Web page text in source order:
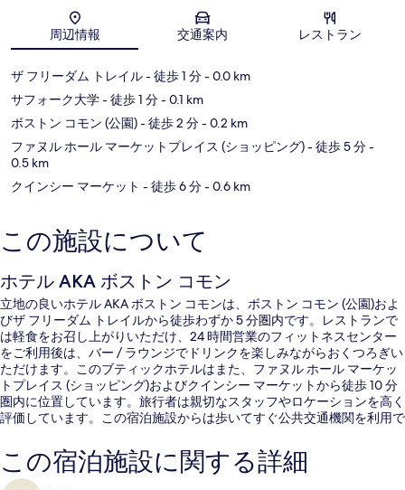
地図
周辺情報 交通案内 レストラン
ザ フリーダム トレイル- 徒歩 1 分- 0.0 km
サフォーク大学- 徒歩 1 分- 0.1 km
ボストン コモン (公園)- 徒歩 2 分- 0.2 km
ファヌル ホール マーケットプレイス (ショッピング)- 徒歩 5 分-
0.5 km
クインシー マーケット - 徒歩 6 分- 0.6 km
この施設について
ホテル AKA ボストン コモン
立地の良いホテル AKA ボストン コモンは、ボストン コモン (公園)およ
びザ フリーダム トレイルから徒歩わずか 5 分圏内です。レストランで
は軽食をお召し上がりいただけ、24 時間営業のフィットネスセンター
をご利用後は、バー / ラウンジでドリンクを楽しみながらおくつろぎい
ただけます。このブティックホテルはまた、ファヌル ホール マーケッ
トプレイス (ショッピング)およびクインシー マーケットから徒歩 10 分
圏内に位置しています。旅行者は親切なスタッフやロケーションを高く
評価しています。この宿泊施設からは歩いてすぐ公共交通機関を利用で
は 4 分です。
この宿泊施設に関する詳細